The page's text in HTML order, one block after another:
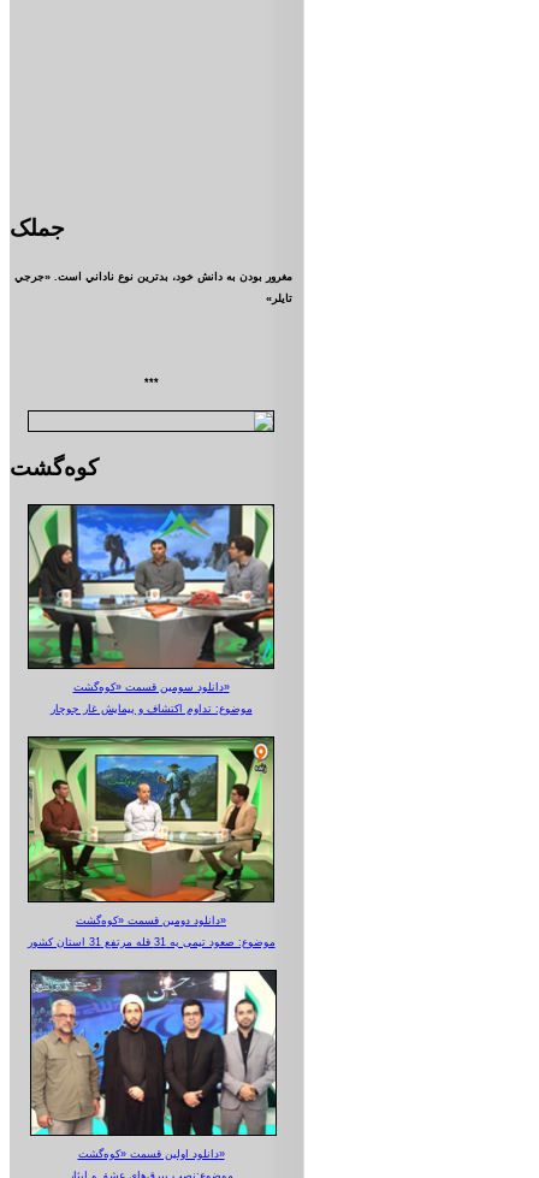
جملک
مغرور بودن به دانش خود، بدترين نوع ناداني است. «جرجي
تايلر»
***
کوه‌گشت
دانلود سومین قسمت «کوه‌گشت»
موضوع: تداوم اکتشاف و پیمایش غار جوجار
دانلود دومین قسمت «کوه‌گشت»
موضوع: صعود تیمی به 31 قله مرتفع 31 استان کشور
دانلود اولین قسمت «کوه‌گشت»
موضوع:نصب بیرق‌های عشق و ایثار